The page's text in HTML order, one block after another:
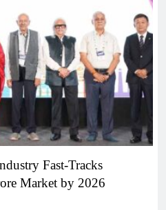
Fast-Tracks
Market by 2026